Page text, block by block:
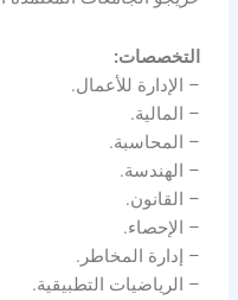
التخصصات:
– الإدارة للأعمال.
– المالية.
– المحاسبة.
– الهندسة.
– القانون.
– الإحصاء.
– إدارة المخاطر.
– الرياضيات التطبيقية.